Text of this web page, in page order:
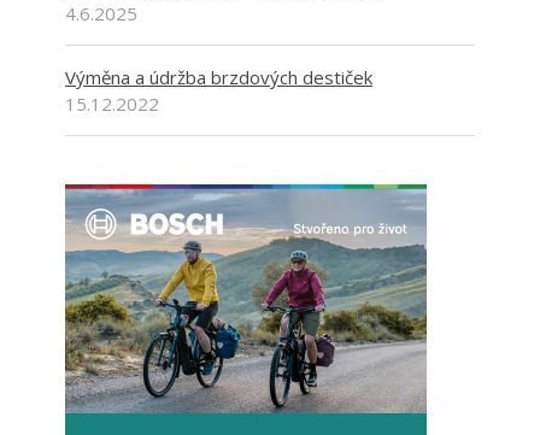
4.6.2025
Výměna a údržba brzdových destiček
15.12.2022